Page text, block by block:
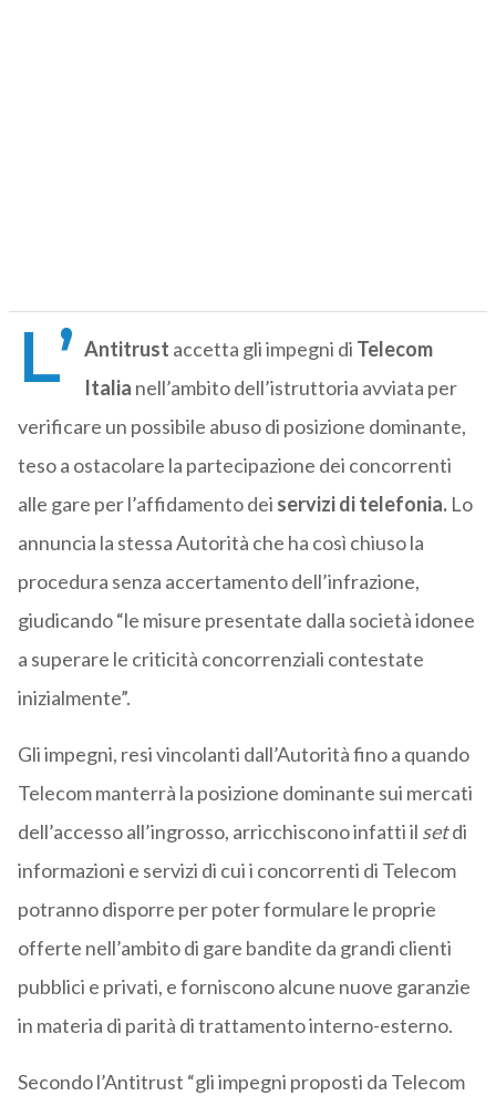
L’ Antitrust accetta gli impegni di Telecom
Italia nell’ambito dell’istruttoria avviata per
verificare un possibile abuso di posizione dominante,
teso a ostacolare la partecipazione dei concorrenti
alle gare per l’affidamento dei servizi di telefonia. Lo
annuncia la stessa Autorità che ha così chiuso la
procedura senza accertamento dell’infrazione,
giudicando “le misure presentate dalla società idonee
a superare le criticità concorrenziali contestate
inizialmente”.
Gli impegni, resi vincolanti dall’Autorità fino a quando
Telecom manterrà la posizione dominante sui mercati
dell’accesso all’ingrosso, arricchiscono infatti il setdi
informazioni e servizi di cui i concorrenti di Telecom
potranno disporre per poter formulare le proprie
offerte nell’ambito di gare bandite da grandi clienti
pubblici e privati, e forniscono alcune nuove garanzie
in materia di parità di trattamento interno-esterno.
Secondo l’Antitrust “gli impegni proposti da Telecom